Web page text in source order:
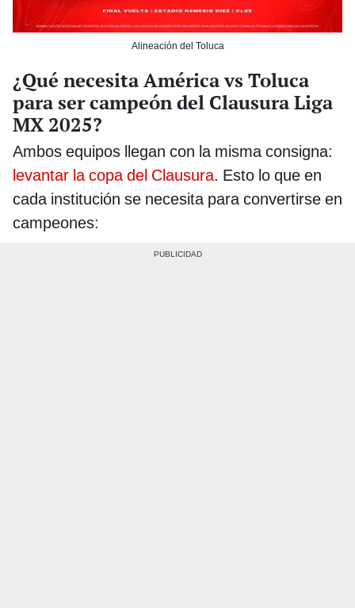
Alineación del Toluca
¿Qué necesita América vs Toluca
para ser campeón del Clausura Liga
MX 2025?
Ambos equipos llegan con la misma consigna:
levantar la copa del Clausura. Esto lo que en
cada institución se necesita para convertirse en
campeones: